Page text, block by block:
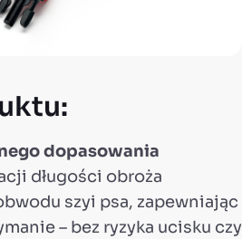
dopasowania
długości obroża
szyi psa, zapewniając
– bez ryzyka ucisku czy